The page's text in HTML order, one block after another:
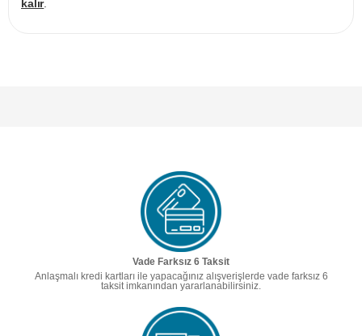
kalır.
Vade Farksız 6 Taksit
Anlaşmalı kredi kartları ile yapacağınız alışverişlerde vade farksız 6
taksit imkanından yararlanabilirsiniz.